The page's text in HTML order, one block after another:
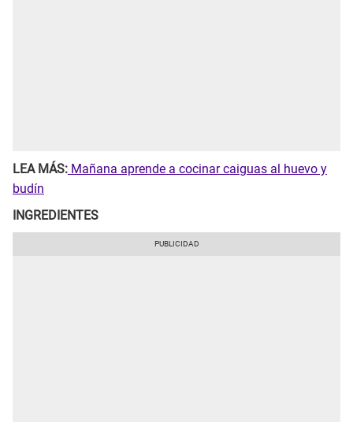
LEA MÁS: Mañana aprende a cocinar caiguas al huevo y
budín
INGREDIENTES